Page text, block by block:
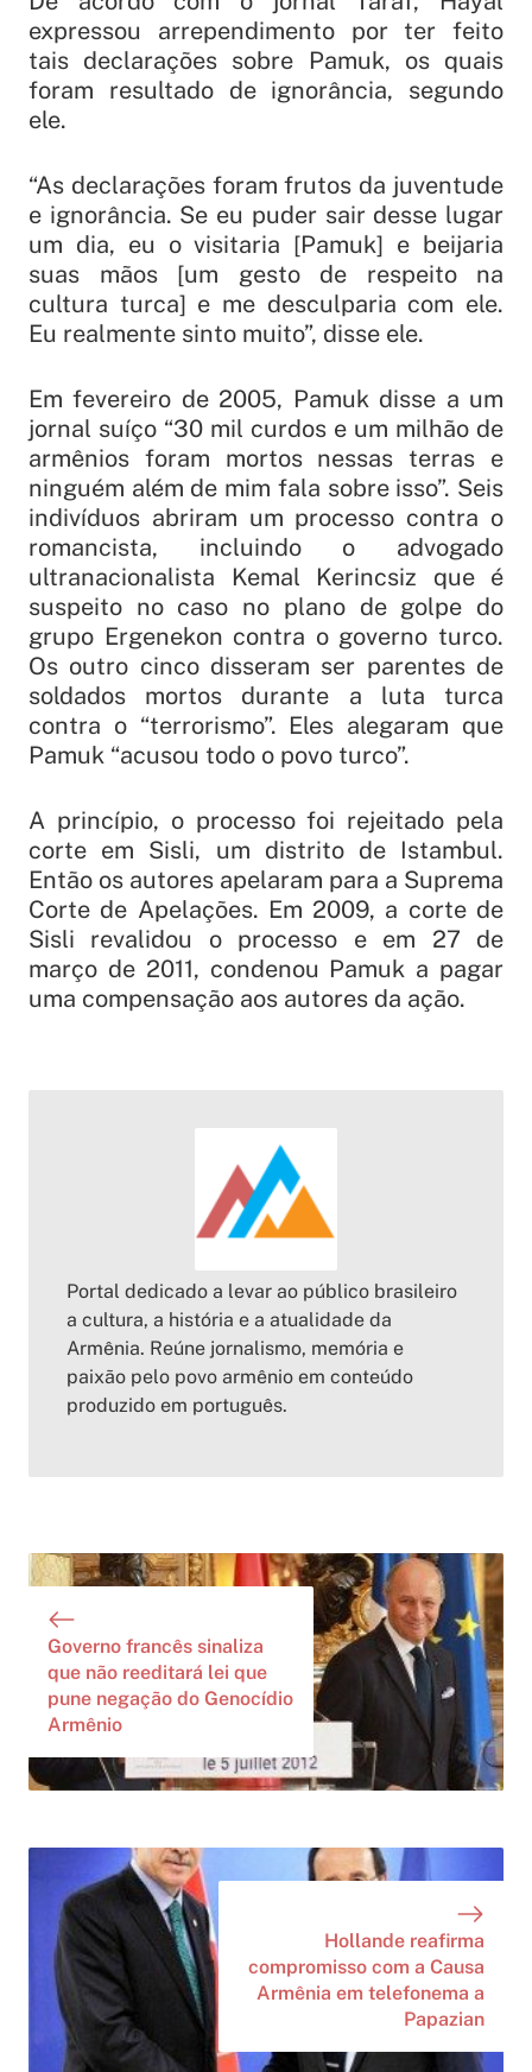
expressou arrependimento por ter feito
tais declarações sobre Pamuk, os quais
foram resultado de ignorância, segundo
ele.
“As declarações foram frutos da juventude
e ignorância. Se eu puder sair desse lugar
um dia, eu o visitaria [Pamuk] e beijaria
suas mãos [um gesto de respeito na
cultura turca] e me desculparia com ele.
Eu realmente sinto muito”, disse ele.
Em fevereiro de 2005, Pamuk disse a um
jornal suíço “30 mil curdos e um milhão de
armênios foram mortos nessas terras e
ninguém além de mim fala sobre isso”. Seis
indivíduos abriram um processo contra o
romancista, incluindo o advogado
ultranacionalista Kemal Kerincsiz que é
suspeito no caso no plano de golpe do
grupo Ergenekon contra o governo turco.
Os outro cinco disseram ser parentes de
soldados mortos durante a luta turca
contra o “terrorismo”. Eles alegaram que
Pamuk “acusou todo o povo turco”.
A princípio, o processo foi rejeitado pela
corte em Sisli, um distrito de Istambul.
Então os autores apelaram para a Suprema
Corte de Apelações. Em 2009, a corte de
Sisli revalidou o processo e em 27 de
março de 2011, condenou Pamuk a pagar
uma compensação aos autores da ação.
Portal dedicado a levar ao público brasileiro
a cultura, a história e a atualidade da
Armênia. Reúne jornalismo, memória e
paixão pelo povo armênio em conteúdo
produzido em português.
Governo francês sinaliza
que não reeditará lei que
pune negação do Genocídio
Armênio
Hollande reafirma
compromisso com a Causa
Armênia em telefonema a
Papazian